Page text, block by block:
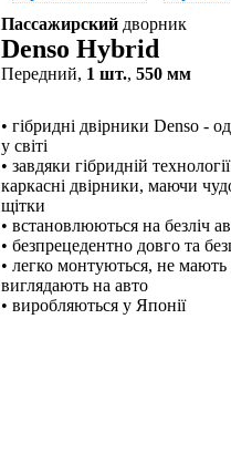
Пассажирский дворник
Denso Hybrid
Передний, 1 шт., 550 мм
• гібридні двірники Denso -
у світі
• завдяки гібридній
каркасні двірники, маючи
щітки
• встановлюються на безліч
• безпрецедентно довго та
• легко монтуються, не
виглядають на авто
• виробляються у Японії